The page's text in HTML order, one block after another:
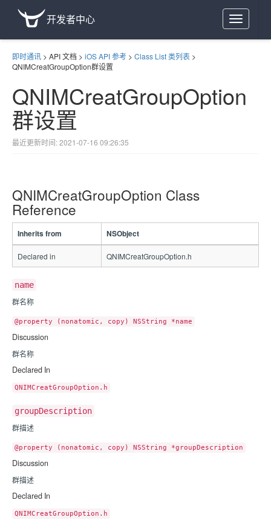
Toggle
navigation
开发者中心
即时通讯 > API 文档 > iOS API 参考 > Class List 类列表 >
QNIMCreatGroupOption群设置
QNIMCreatGroupOption
群设置
最近更新时间: 2021-07-16 09:26:35
QNIMCreatGroupOption Class
Reference
Inherits from NSObject
Declared in QNIMCreatGroupOption.h
name
群名称
@property (nonatomic, copy) NSString *name
Discussion
群名称
Declared In
QNIMCreatGroupOption.h
groupDescription
群描述
@property (nonatomic, copy) NSString *groupDescription
Discussion
群描述
Declared In
QNIMCreatGroupOption.h